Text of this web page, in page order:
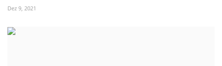
Dez 9, 2021